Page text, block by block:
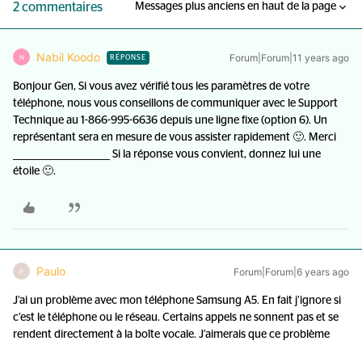
2 commentaires Messages plus anciens en haut de la page
N Nabil Koodo RÉPONSE Forum|Forum|11 years ago
Bonjour Gen, Si vous avez vérifié tous les paramètres de votre
téléphone, nous vous conseillons de communiquer avec le Support
Technique au 1-866-995-6636 depuis une ligne fixe (option 6). Un
représentant sera en mesure de vous assister rapidement 🙂. Merci
________________________ Si la réponse vous convient, donnez lui une
étoile 🙂.
P Paulo Forum|Forum|6 years ago
J’ai un problème avec mon téléphone Samsung A5. En fait j’ignore si
c’est le téléphone ou le réseau. Certains appels ne sonnent pas et se
rendent directement à la boîte vocale. J’aimerais que ce problème